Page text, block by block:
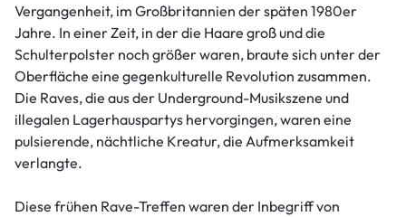
Vergangenheit, im Großbritannien der späten 1980er
Jahre. In einer Zeit, in der die Haare groß und die
Schulterpolster noch größer waren, braute sich unter der
Oberfläche eine gegenkulturelle Revolution zusammen.
Die Raves, die aus der Underground-Musikszene und
illegalen Lagerhauspartys hervorgingen, waren eine
pulsierende, nächtliche Kreatur, die Aufmerksamkeit
verlangte.
Diese frühen Rave-Treffen waren der Inbegriff von